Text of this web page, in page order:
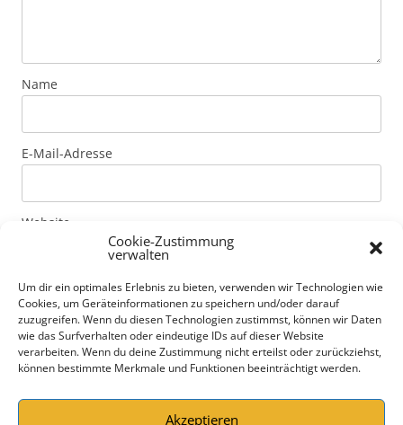
Cookie-Zustimmung
verwalten
Um dir ein optimales Erlebnis zu bieten, verwenden wir Technologien wie
Cookies, um Geräteinformationen zu speichern und/oder darauf
zuzugreifen. Wenn du diesen Technologien zustimmst, können wir Daten
wie das Surfverhalten oder eindeutige IDs auf dieser Website
verarbeiten. Wenn du deine Zustimmung nicht erteilst oder zurückziehst,
können bestimmte Merkmale und Funktionen beeinträchtigt werden.
Akzeptieren
Name
E-Mail-Adresse
Website
Mit der Nutzung dieses Formulars erklärst du dich mit
der Speicherung und Verarbeitung deiner Daten durch
diese Website einverstanden. Genaue Informationen
zur Art der Daten und Speicherdauer von Kommentaren
erfährst du unter Datenschutzerklärung.
Datenschutzerklärung *